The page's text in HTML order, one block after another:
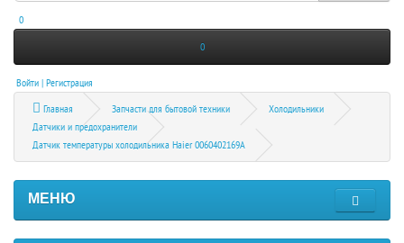
0
0
Войти | Регистрация
Главная
Запчасти для бытовой техники
Холодильники
Датчики и предохранители
Датчик температуры холодильника Haier 0060402169A
МЕНЮ